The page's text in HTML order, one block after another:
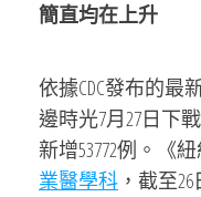
簡直均在上升
依據CDC發布的
邊時光7月27日下
新增53772例。《
業醫學科 ，截至